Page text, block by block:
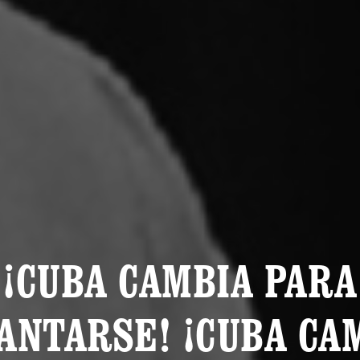
¡CUBA CAMBIA PARA
¡CUBA